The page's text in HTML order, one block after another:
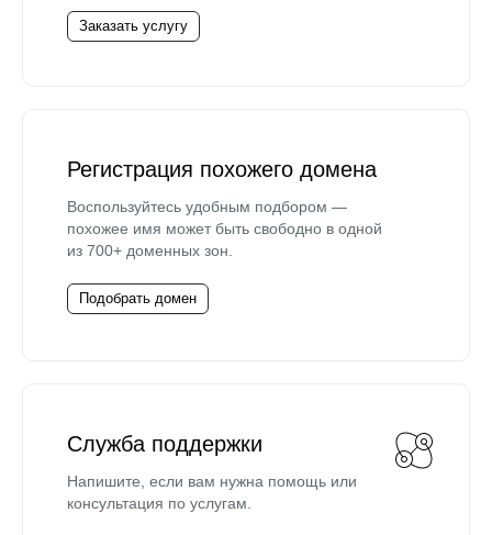
Заказать услугу
Регистрация похожего домена
Воспользуйтесь удобным подбором —
похожее имя может быть свободно в одной
из 700+ доменных зон.
Подобрать домен
Служба поддержки
Напишите, если вам нужна помощь или
консультация по услугам.